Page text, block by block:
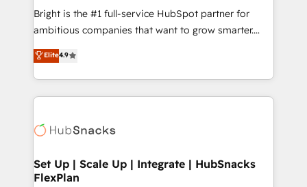
Marketing Enablement HubSpot Impact Award 🏆
2018 Website Design HubSpot Impact Award 🏆2017
Growth-Driven Design Agency of the Year 🏆2016
Sales Enablement HubSpot Impact Award 🏆2015
HubSpot COS Performance Award 🏆2014 HubSpot
COS Design Award 🏆2013 HubSpot Marketplace
Partner 📆Founded in 1997
Bright is the #1 full-service HubSpot partner for
ambitious companies that want to grow smarter.
From HubSpot onboarding, to training, from
developing a new website to lead generation and
digital marketing; we do it all (and with great
results)! In short, our services include: - HubSpot
HubSpot development: websites, custom modules,
marketing, advertising, campaigns, content and
design We connect people, data and technology to
Elite4.9
Set Up | Scale Up | Integrate | HubSnacks
FlexPlan